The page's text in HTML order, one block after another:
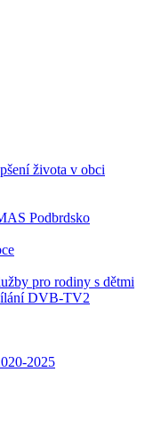
života v obci
Podbrdsko
pro rodiny s dětmi
DVB-TV2
2025